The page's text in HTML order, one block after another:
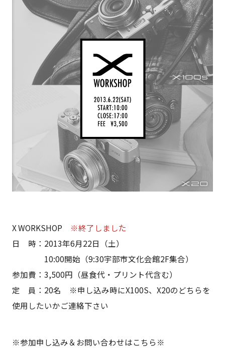
X WORKSHOP ※終了しました
日 時：2013年6月22日（土）
10:00開始（9:30宇部市文化会館2F集合）
参加費：3,500円（昼食代・プリント代含む）
定 員：20名 ※申し込み時にX100S、X20のどちらを
使用したいかご連絡下さい
※参加申し込み＆お問い合わせはこちら※